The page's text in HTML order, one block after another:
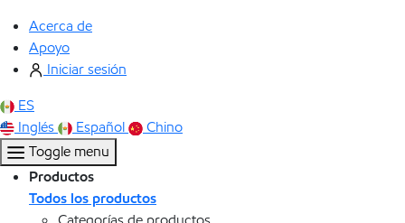
Acerca de
Apoyo
Iniciar sesión
ES
Inglés
Español
Chino
Toggle menu
Productos
Todos los productos